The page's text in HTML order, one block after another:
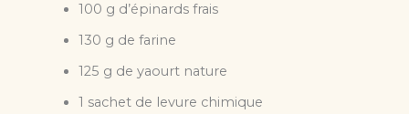
100 g d’épinards frais
130 g de farine
125 g de yaourt nature
1 sachet de levure chimique